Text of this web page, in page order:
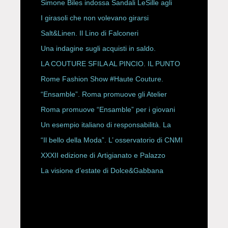
Simone Biles indossa Sandali LeSille agli
ESPY Awards 2026
I girasoli che non volevano girarsi
Salt&Linen. Il Lino di Falconeri
Una indagine sugli acquisti in saldo.
LA COUTURE SFILA AL PINCIO. IL PUNTO
CON ALESSANDRO ONORATO E
ROBERTA ANGELILLI
Rome Fashion Show #Haute Couture.
“Ensamble”. Roma promuove gli Atelier
Storici
Roma promuove “Ensamble” per i giovani
Un esempio italiano di responsabilità. La
Rete Slow Fiber
“Il bello della Moda”. L’ osservatorio di CNMI
XXXII edizione di Artigianato e Palazzo
La visione d’estate di Dolce&Gabbana